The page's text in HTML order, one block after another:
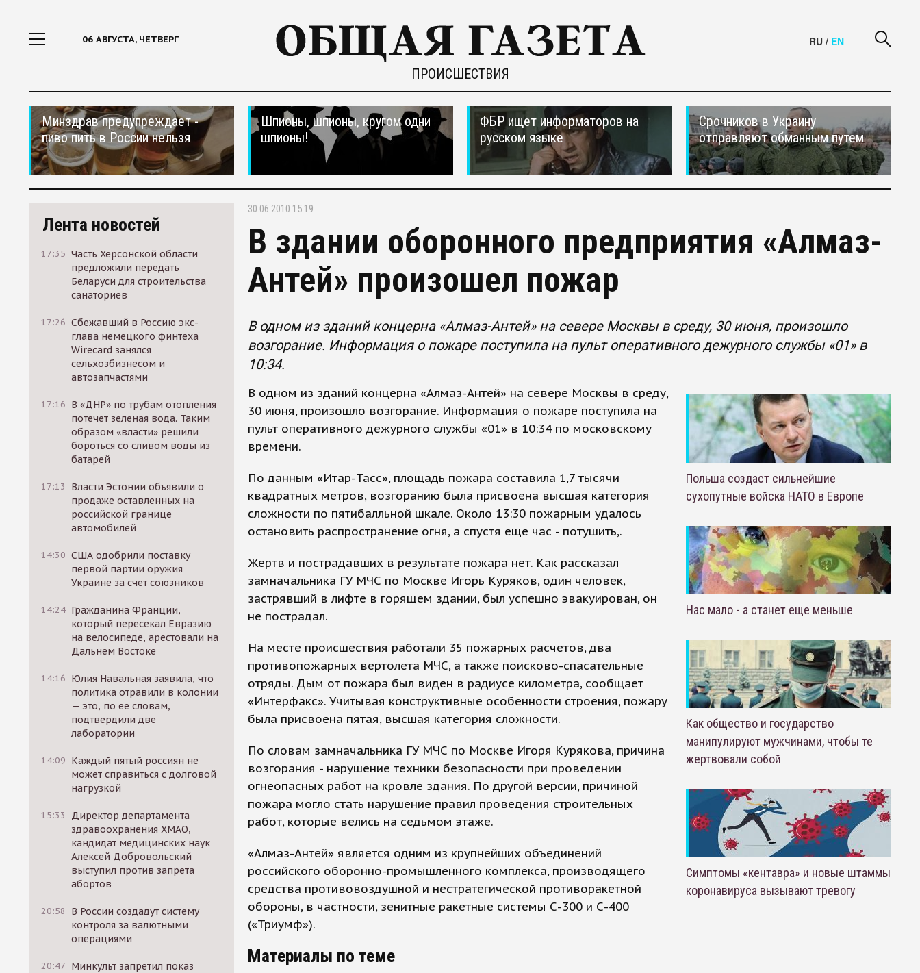
06 АВГУСТА, ЧЕТВЕРГ
ПРОИСШЕСТВИЯ
RU / EN
Минздрав предупреждает -
пиво пить в России нельзя
Шпионы, шпионы, кругом одни
шпионы!
ФБР ищет информаторов на
русском языке
Срочников в Украину
отправляют обманным путем
Лента новостей
17:35 Часть Херсонской области
предложили передать
Беларуси для строительства
санаториев
17:26 Сбежавший в Россию экс-
глава немецкого финтеха
Wirecard занялся
сельхозбизнесом и
автозапчастями
17:16 В «ДНР» по трубам отопления
потечет зеленая вода. Таким
образом «власти» решили
бороться со сливом воды из
батарей
17:13
Власти Эстонии объявили о
продаже оставленных на
российской границе
автомобилей
14:30 США одобрили поставку
первой партии оружия
Украине за счет союзников
14:24 Гражданина Франции,
который пересекал Евразию
на велосипеде, арестовали на
Дальнем Востоке
14:16 Юлия Навальная заявила, что
политика отравили в колонии
— это, по ее словам,
подтвердили две
лаборатории
14:09 Каждый пятый россиян не
может справиться с долговой
нагрузкой
15:33
Директор департамента
здравоохранения ХМАО,
кандидат медицинских наук
Алексей Добровольский
выступил против запрета
абортов
20:58
В России создадут систему
контроля за валютными
операциями
20:47 Минкульт запретил показ
30.06.2010 15:19
В здании оборонного предприятия «Алмаз-
Антей» произошел пожар
В одном из зданий концерна «Алмаз-Антей» на севере Москвы в среду, 30 июня, произошло
возгорание. Информация о пожаре поступила на пульт оперативного дежурного службы «01» в
10:34.
В одном из зданий концерна «Алмаз-Антей» на севере Москвы в среду,
30 июня, произошло возгорание. Информация о пожаре поступила на
пульт оперативного дежурного службы «01» в 10:34 по московскому
времени.
По данным «Итар-Тасс», площадь пожара составила 1,7 тысячи
квадратных метров, возгоранию была присвоена высшая категория
сложности по пятибалльной шкале. Около 13:30 пожарным удалось
остановить распространение огня, а спустя еще час - потушить,.
Жертв и пострадавших в результате пожара нет. Как рассказал
замначальника ГУ МЧС по Москве Игорь Куряков, один человек,
застрявший в лифте в горящем здании, был успешно эвакуирован, он
не пострадал.
На месте происшествия работали 35 пожарных расчетов, два
противопожарных вертолета МЧС, а также поисково-спасательные
отряды. Дым от пожара был виден в радиусе километра, сообщает
«Интерфакс». Учитывая конструктивные особенности строения, пожару
была присвоена пятая, высшая категория сложности.
По словам замначальника ГУ МЧС по Москве Игоря Курякова, причина
возгорания - нарушение техники безопасности при проведении
огнеопасных работ на кровле здания. По другой версии, причиной
пожара могло стать нарушение правил проведения строительных
работ, которые велись на седьмом этаже.
«Алмаз-Антей» является одним из крупнейших объединений
российского оборонно-промышленного комплекса, производящего
средства противовоздушной и нестратегической противоракетной
обороны, в частности, зенитные ракетные системы С-300 и С-400
(«Триумф»).
Материалы по теме
Польша создаст сильнейшие
сухопутные войска НАТО в Европе
Нас мало - а станет еще меньше
Как общество и государство
манипулируют мужчинами, чтобы те
жертвовали собой
Симптомы «кентавра» и новые штаммы
коронавируса вызывают тревогу